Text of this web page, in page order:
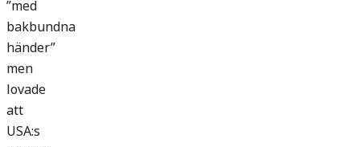
”med
bakbundna
händer”
men
lovade
att
USA:s